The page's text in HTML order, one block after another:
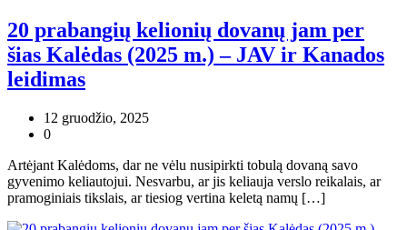
20 prabangių kelionių dovanų jam per
šias Kalėdas (2025 m.) – JAV ir Kanados
leidimas
12 gruodžio, 2025
0
Artėjant Kalėdoms, dar ne vėlu nusipirkti tobulą dovaną savo
gyvenimo keliautojui. Nesvarbu, ar jis keliauja verslo reikalais, ar
pramoginiais tikslais, ar tiesiog vertina keletą namų […]